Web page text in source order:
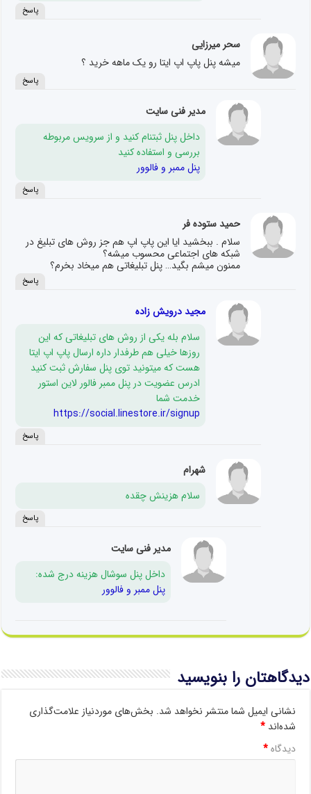
پاسخ
سحر میرزایی
میشه پنل پاپ اپ ایتا رو یک ماهه خرید ؟
پاسخ
مدیر فنی سایت
داخل پنل ثبتنام کنید و از سرویس مربوطه
بررسی و استفاده کنید
پنل ممبر و فالوور
پاسخ
حمید ستوده فر
سلام . ببخشید ایا این پاپ اپ هم جز روش های تبلیغ در
شبکه های اجتماعی محسوب میشه؟
ممنون میشم بگید… پنل تبلیغاتی هم میخاد بخرم؟
پاسخ
مجید درویش زاده
سلام بله یکی از روش های تبلیغاتی که این
روزها خیلی هم طرفدار داره ارسال پاپ اپ ایتا
هست که میتونید توی پنل سفارش ثبت کنید
ادرس عضویت در پنل ممبر فالور لاین استور
خدمت شما
https://social.linestore.ir/signup
پاسخ
شهرام
سلام هزینش چقده
پاسخ
مدیر فنی سایت
داخل پنل سوشال هزینه درج شده:
پنل ممبر و فالوور
دیدگاهتان را بنویسید
نشانی ایمیل شما منتشر نخواهد شد. بخش‌های موردنیاز علامت‌گذاری
شده‌اند*
دیدگاه*